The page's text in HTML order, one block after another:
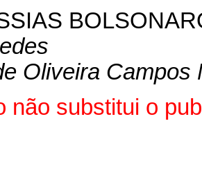
Oliveira Campos
não substitui o